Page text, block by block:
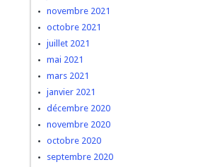
novembre 2021
octobre 2021
juillet 2021
mai 2021
mars 2021
janvier 2021
décembre 2020
novembre 2020
octobre 2020
septembre 2020